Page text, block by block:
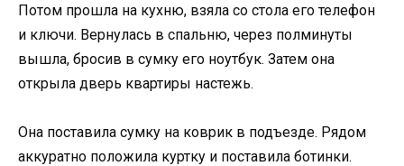
Потом прошла на кухню, взяла со стола его телефон
и ключи. Вернулась в спальню, через полминуты
вышла, бросив в сумку его ноутбук. Затем она
открыла дверь квартиры настежь.
Она поставила сумку на коврик в подъезде. Рядом
аккуратно положила куртку и поставила ботинки.